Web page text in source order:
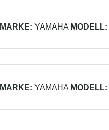
MARKE: YAMAHA MODELL:
MARKE: YAMAHA MODELL: